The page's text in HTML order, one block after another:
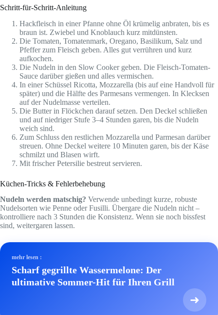
Schritt-für-Schritt-Anleitung
Hackfleisch in einer Pfanne ohne Öl krümelig anbraten, bis es
braun ist. Zwiebel und Knoblauch kurz mitdünsten.
Die Tomaten, Tomatenmark, Oregano, Basilikum, Salz und
Pfeffer zum Fleisch geben. Alles gut verrühren und kurz
aufkochen.
Die Nudeln in den Slow Cooker geben. Die Fleisch-Tomaten-
Sauce darüber gießen und alles vermischen.
In einer Schüssel Ricotta, Mozzarella (bis auf eine Handvoll für
später) und die Hälfte des Parmesans vermengen. In Klecksen
auf der Nudelmasse verteilen.
Die Butter in Flöckchen darauf setzen. Den Deckel schließen
und auf niedriger Stufe 3–4 Stunden garen, bis die Nudeln
weich sind.
Zum Schluss den restlichen Mozzarella und Parmesan darüber
streuen. Ohne Deckel weitere 10 Minuten garen, bis der Käse
schmilzt und Blasen wirft.
Mit frischer Petersilie bestreut servieren.
Küchen-Tricks & Fehlerbehebung
Nudeln werden matschig? Verwende unbedingt kurze, robuste
Nudelsorten wie Penne oder Fusilli. Übergare die Nudeln nicht –
kontrolliere nach 3 Stunden die Konsistenz. Wenn sie noch bissfest
sind, weitergaren lassen.
mehr lesen :
Scharf gegrillte Wassermelone: Der
ultimative Sommer-Hit für Ihren Grill
➜